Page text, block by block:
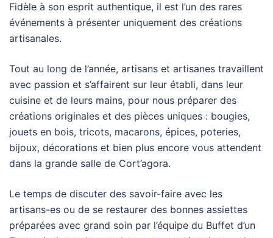
Fidèle à son esprit authentique, il est l’un des rares
événements à présenter uniquement des créations
artisanales.
Tout au long de l’année, artisans et artisanes travaillent
avec passion et s’affairent sur leur établi, dans leur
cuisine et de leurs mains, pour nous préparer des
créations originales et des pièces uniques : bougies,
jouets en bois, tricots, macarons, épices, poteries,
bijoux, décorations et bien plus encore vous attendent
dans la grande salle de Cort’agora.
Le temps de discuter des savoir-faire avec les
artisans-es ou de se restaurer des bonnes assiettes
préparées avec grand soin par l’équipe du Buffet d’un